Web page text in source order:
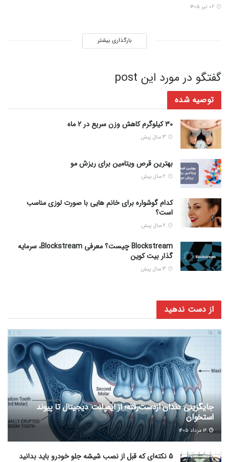
بارگذاری بیشتر
گفتگو در مورد این post
توصیه شده
30 کیلوگرم کاهش وزن سریع در 2 ماه
بهترین قرص ویتامین برای ریزش مو
کدام گوشواره برای خانم هایی با صورت لوزی مناسب
است؟
Blockstream چیست؟ معرفی Blockstream، سرمایه
گذار بیت کوین
از دست ندهید
جایگزینی دندان ازدست‌رفته؛ از ایمپلنت دیجیتال تا پیوند
استخوان
۱۶ مرداد ۱۴۰۵
5 نکته‌ای که قبل از نصب شیشه جلو خودرو باید بدانید